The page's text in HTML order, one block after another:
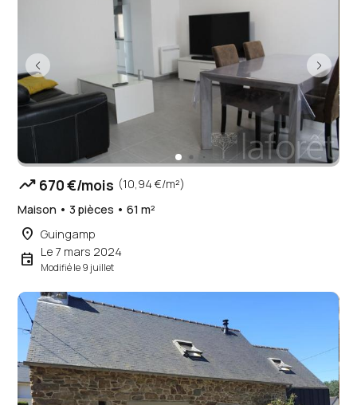
trending_up 670 €/mois (10,94 €/m²)
Maison • 3 pièces • 61 m²
place Guingamp
event Le 7 mars 2024
Modifié le 9 juillet